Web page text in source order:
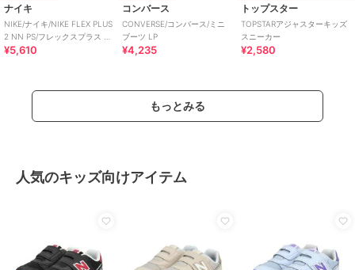
ナイキ
NIKE/ナイキ/NIKE FLEX PLUS
2 NN PS/フレックスプラス 2
PS
¥5,610
コンバース
CONVERSE/コンバース/ミニ
ブーツ LP
¥4,235
トップスター
TOPSTARアジャスターキッズ
スニーカー
¥2,580
もっとみる
人気のキッズ向けアイテム